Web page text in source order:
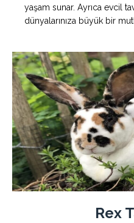
yaşam sunar. Ayrıca evcil
dünyalarınıza büyük bir
Rex